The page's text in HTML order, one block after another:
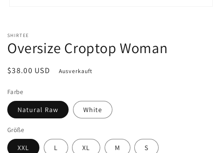
Modal
öffnen
SHIRTEE
Oversize Croptop Woman
Normaler
$38.00 USD Ausverkauft
Farbe
Natural Raw White
Größe
XXL L XL M S